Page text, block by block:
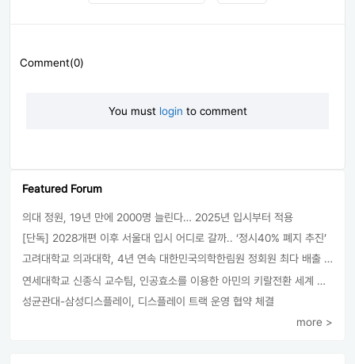
Comment(0)
You must login to comment
Featured Forum
의대 정원, 19년 만에 2000명 늘린다… 2025년 입시부터 적용
[단독] 2028개편 이후 서울대 입시 어디로 갈까.. ‘정시40% 폐지 추진’
고려대학교 의과대학, 4년 연속 대한민국의학한림원 정회원 최다 배출 外
연세대학교 신종식 교수팀, 인공효소를 이용한 아민의 키랄전환 세계 최초로 성공
성균관대-삼성디스플레이, 디스플레이 트랙 운영 협약 체결
more >